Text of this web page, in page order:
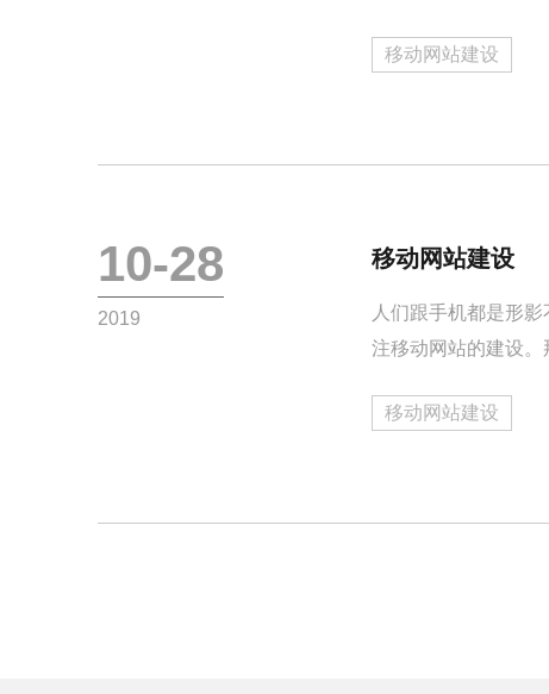
移动网站建设
10-28
2019
移动网站建设
人们跟手机都是形
注移动网站的建设。
移动网站建设